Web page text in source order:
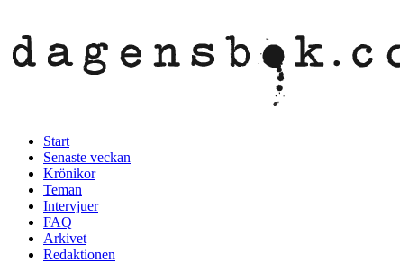
Start
Senaste veckan
Krönikor
Teman
Intervjuer
FAQ
Arkivet
Redaktionen